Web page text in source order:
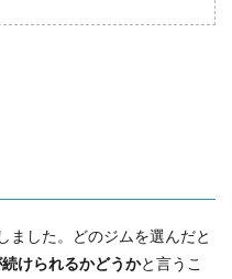
ました。どのジムを選んだと
けられるかどうかと言うこ